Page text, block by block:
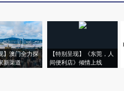
】澳门全力探
新渠道
【特别呈现】《东莞，人
间便利店》倾情上线